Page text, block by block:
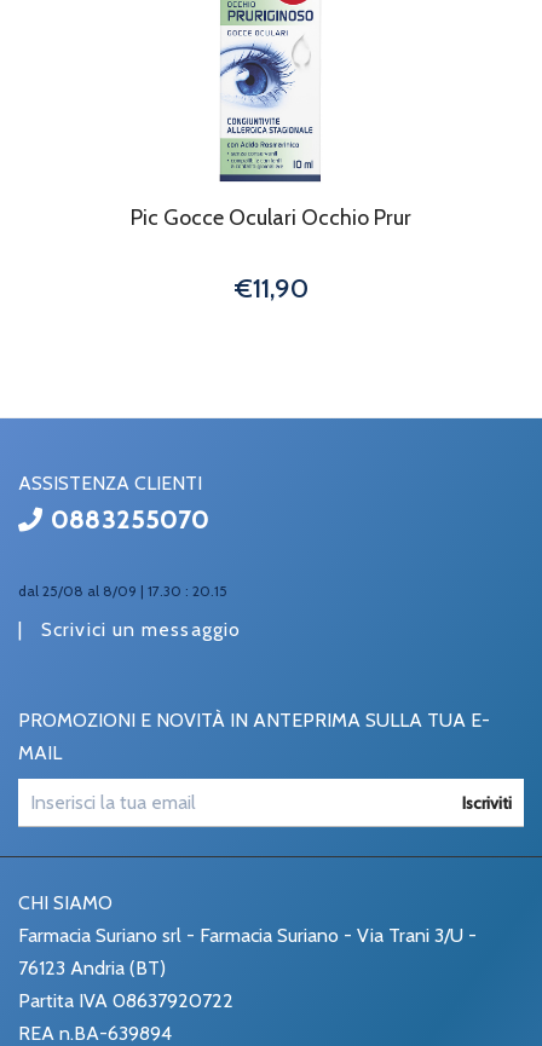
Pic Gocce Oculari Occhio Prur
€11,90
ASSISTENZA CLIENTI
0883255070
dal 25/08 al 8/09 | 17.30 : 20.15
| Scrivici un messaggio
PROMOZIONI E NOVITÀ IN ANTEPRIMA SULLA TUA E-
MAIL
Iscriviti
CHI SIAMO
Farmacia Suriano srl - Farmacia Suriano - Via Trani 3/U -
76123 Andria (BT)
Partita IVA 08637920722
REA n.BA-639894